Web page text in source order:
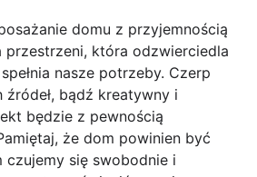
domu z przyjemnością
która odzwierciedla
nasze potrzeby. Czerp
bądź kreatywny i
będzie z pewnością
że dom powinien być
czujemy się swobodnie i